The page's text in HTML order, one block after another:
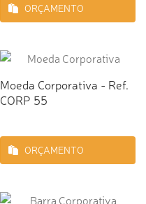
ORÇAMENTO
Moeda Corporativa - Ref.
CORP 55
ORÇAMENTO